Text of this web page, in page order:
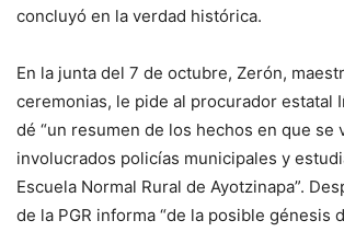
concluyó en la verdad histórica.
En la junta del 7 de octubre, Zerón,
ceremonias, le pide al procurador estatal
dé “un resumen de los hechos en que se
involucrados policías municipales y
Escuela Normal Rural de Ayotzinapa”.
de la PGR informa “de la posible génesis